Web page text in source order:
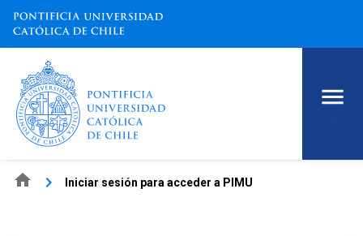
home keyboard_arrow_right Iniciar sesión para acceder a PIMU